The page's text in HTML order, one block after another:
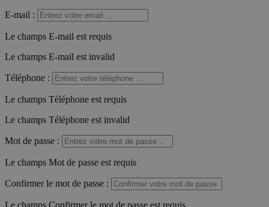
E-mail :
Le champs E-mail est requis
Le champs E-mail est invalid
Téléphone :
Le champs Téléphone est requis
Le champs Téléphone est invalid
Mot de passe :
Le champs Mot de passe est requis
Confirmer le mot de passe :